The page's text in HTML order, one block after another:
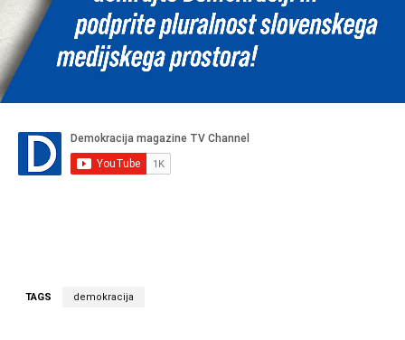
TAGS demokracija